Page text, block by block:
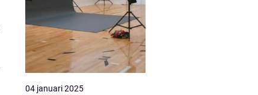
04 januari 2025